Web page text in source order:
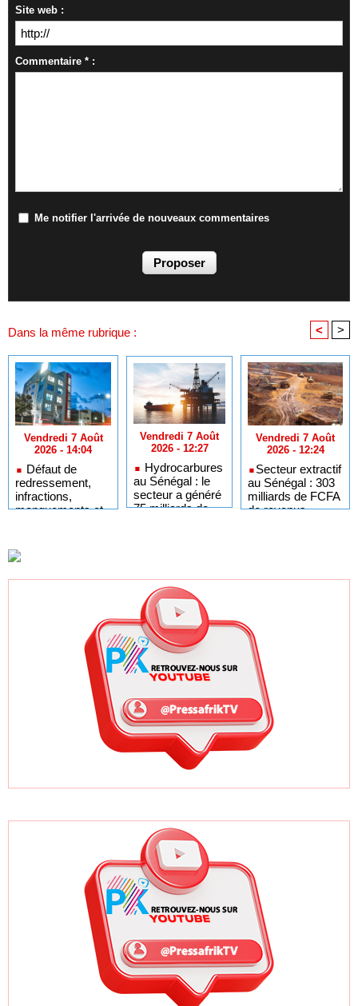
Site web :
Commentaire * :
Me notifier l'arrivée de nouveaux commentaires
Dans la même rubrique : < >
Vendredi 7 Août
2026 - 14:04
Défaut de
redressement,
infractions,
manquements et
LOCAFRIQUE de
la liste des
établissements
Vendredi 7 Août
2026 - 12:27
Hydrocarbures
au Sénégal : le
secteur a généré
75 milliards de
Vendredi 7 Août
2026 - 12:24
​Secteur extractif
au Sénégal : 303
milliards de FCFA
de revenus